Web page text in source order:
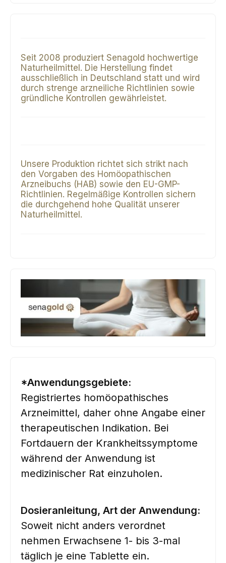
Seit 2008 produziert Senagold hochwertige
Naturheilmittel. Die Herstellung findet
ausschließlich in Deutschland statt und wird
durch strenge arzneiliche Richtlinien sowie
gründliche Kontrollen gewährleistet.
Unsere Produktion richtet sich strikt nach
den Vorgaben des Homöopathischen
Arzneibuchs (HAB) sowie den EU-GMP-
Richtlinien. Regelmäßige Kontrollen sichern
die durchgehend hohe Qualität unserer
Naturheilmittel.
*Anwendungsgebiete:
Registriertes homöopathisches
Arzneimittel, daher ohne Angabe einer
therapeutischen Indikation. Bei
Fortdauern der Krankheitssymptome
während der Anwendung ist
medizinischer Rat einzuholen.
Dosieranleitung, Art der Anwendung:
Soweit nicht anders verordnet
nehmen Erwachsene 1- bis 3-mal
täglich je eine Tablette ein.